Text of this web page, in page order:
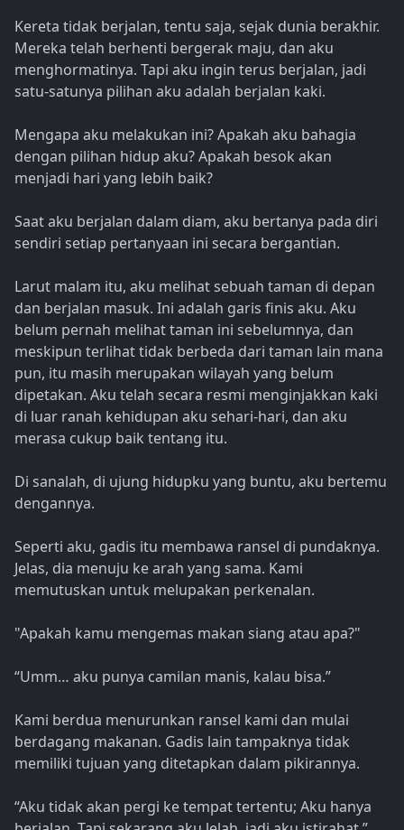
Kereta tidak berjalan, tentu saja, sejak dunia berakhir.
Mereka telah berhenti bergerak maju, dan aku
menghormatinya. Tapi aku ingin terus berjalan, jadi
satu-satunya pilihan aku adalah berjalan kaki.
Mengapa aku melakukan ini? Apakah aku bahagia
dengan pilihan hidup aku? Apakah besok akan
menjadi hari yang lebih baik?
Saat aku berjalan dalam diam, aku bertanya pada diri
sendiri setiap pertanyaan ini secara bergantian.
Larut malam itu, aku melihat sebuah taman di depan
dan berjalan masuk. Ini adalah garis finis aku. Aku
belum pernah melihat taman ini sebelumnya, dan
meskipun terlihat tidak berbeda dari taman lain mana
pun, itu masih merupakan wilayah yang belum
dipetakan. Aku telah secara resmi menginjakkan kaki
di luar ranah kehidupan aku sehari-hari, dan aku
merasa cukup baik tentang itu.
Di sanalah, di ujung hidupku yang buntu, aku bertemu
dengannya.
Seperti aku, gadis itu membawa ransel di pundaknya.
Jelas, dia menuju ke arah yang sama. Kami
memutuskan untuk melupakan perkenalan.
"Apakah kamu mengemas makan siang atau apa?"
“Umm… aku punya camilan manis, kalau bisa.”
Kami berdua menurunkan ransel kami dan mulai
berdagang makanan. Gadis lain tampaknya tidak
memiliki tujuan yang ditetapkan dalam pikirannya.
“Aku tidak akan pergi ke tempat tertentu; Aku hanya